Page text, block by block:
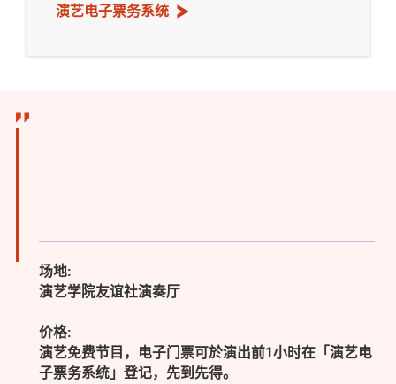
演艺电子票务系统
场地:
演艺学院友谊社演奏厅
价格:
演艺免费节目，电子门票可於演出前1小时在「演艺电
子票务系统」登记，先到先得。